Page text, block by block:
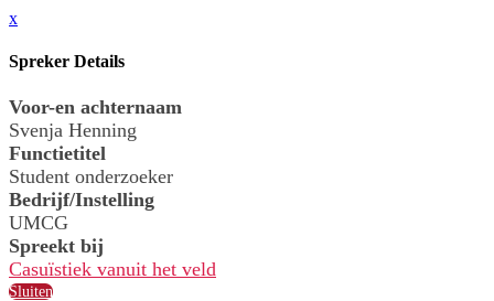
x
Spreker Details
Voor-en achternaam
Svenja Henning
Functietitel
Student onderzoeker
Bedrijf/Instelling
UMCG
Spreekt bij
Casuïstiek vanuit het veld
Sluiten